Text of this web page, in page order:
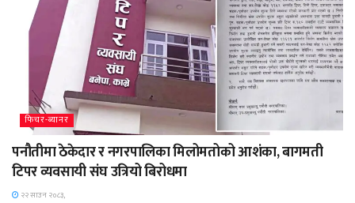
फिचर-ब्यानर
पनौतीमा ठेकेदार र नगरपालिका मिलोमतोको आशंका, बागमती
टिपर व्यवसायी संघ उत्रियो बिरोधमा
२२ साउन २०८३,